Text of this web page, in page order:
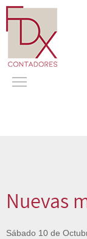
Nuevas
Sábado 10 de